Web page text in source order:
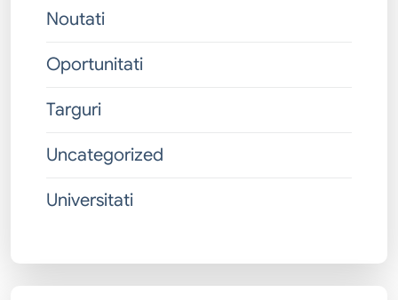
Noutati
Oportunitati
Targuri
Uncategorized
Universitati